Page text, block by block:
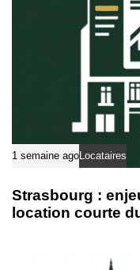
1 semaine ago Locataires
Strasbourg :
location courte